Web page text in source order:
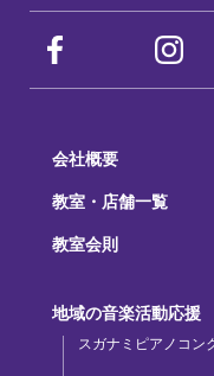
会社概要
教室・店舗一覧
教室会則
地域の音楽活動応援
スガナミピアノコン